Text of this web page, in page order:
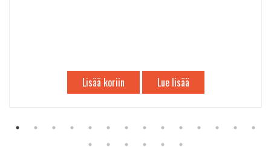
Lisää koriin Lue lisää